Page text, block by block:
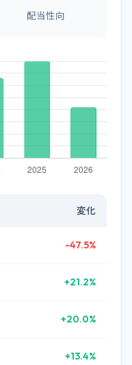
配当性向
変化
-47.5%
+21.2%
+20.0%
+13.4%